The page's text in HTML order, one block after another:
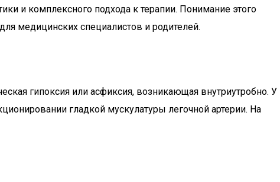
и комплексного подхода к терапии. Понимание этого
медицинских специалистов и родителей.
гипоксия или асфиксия, возникающая внутриутробно. У
гладкой мускулатуры легочной артерии. На